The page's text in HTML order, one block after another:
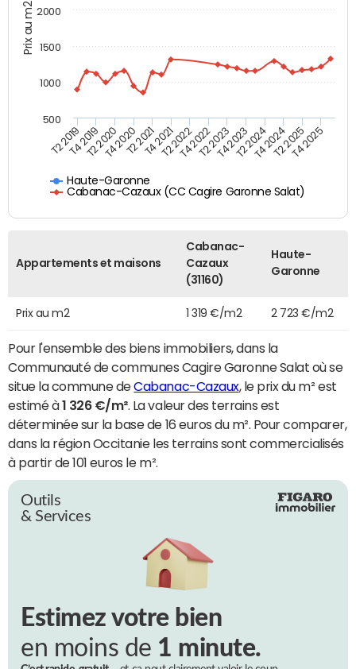
Prix au m2
Haute-Garonne
Cabanac-Cazaux (CC Cagire Garonne Salat)
T2 2019T4 2019T2 2020T4 2020T2 2021T4 2021T2 2022T4 2022T2 2023T4 2023T2 2024T4 2024T2 2025T4 2025
500
1000
1500
2000
Appartements et maisons
Cabanac-
Cazaux
(31160)
Haute-
Garonne
Prix au m2 1 319 €/m2 2 723 €/m2
Pour l'ensemble des biens immobiliers, dans la
Communauté de communes Cagire Garonne Salat où se
situe la commune deCabanac-Cazaux, le prix du m² est
estimé à1 326 €/m². La valeur des terrains est
déterminée sur la base de 16 euros du m². Pour comparer,
dans la région Occitanie les terrains sont commercialisés
à partir de 101 euros le m².
Outils
& Services
Estimez votre bien
en moins de 1 minute.